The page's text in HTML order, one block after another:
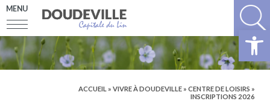
MENU
ACCUEIL » VIVRE À DOUDEVILLE » CENTRE DE LOISIRS »
INSCRIPTIONS 2026